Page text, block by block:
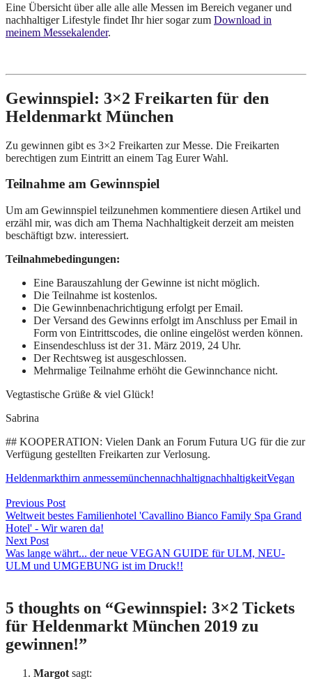
Eine Übersicht über alle alle alle Messen im Bereich veganer und
nachhaltiger Lifestyle findet Ihr hier sogar zum Download in
meinem Messekalender.
Gewinnspiel: 3×2 Freikarten für den
Heldenmarkt München
Zu gewinnen gibt es 3×2 Freikarten zur Messe. Die Freikarten
berechtigen zum Eintritt an einem Tag Eurer Wahl.
Teilnahme am Gewinnspiel
Um am Gewinnspiel teilzunehmen kommentiere diesen Artikel und
erzähl mir, was dich am Thema Nachhaltigkeit derzeit am meisten
beschäftigt bzw. interessiert.
Teilnahmebedingungen:
Eine Barauszahlung der Gewinne ist nicht möglich.
Die Teilnahme ist kostenlos.
Die Gewinnbenachrichtigung erfolgt per Email.
Der Versand des Gewinns erfolgt im Anschluss per Email in
Form von Eintrittscodes, die online eingelöst werden können.
Einsendeschluss ist der 31. März 2019, 24 Uhr.
Der Rechtsweg ist ausgeschlossen.
Mehrmalige Teilnahme erhöht die Gewinnchance nicht.
Vegtastische Grüße & viel Glück!
Sabrina
## KOOPERATION: Vielen Dank an Forum Futura UG für die zur
Verfügung gestellten Freikarten zur Verlosung.
Heldenmarkthirn anmessemünchennachhaltignachhaltigkeitVegan
Previous Post
Weltweit bestes Familienhotel 'Cavallino Bianco Family Spa Grand
Hotel' - Wir waren da!
Next Post
Was lange währt... der neue VEGAN GUIDE für ULM, NEU-
ULM und UMGEBUNG ist im Druck!!
5 thoughts on “Gewinnspiel: 3×2 Tickets
für Heldenmarkt München 2019 zu
gewinnen!”
Margot sagt: